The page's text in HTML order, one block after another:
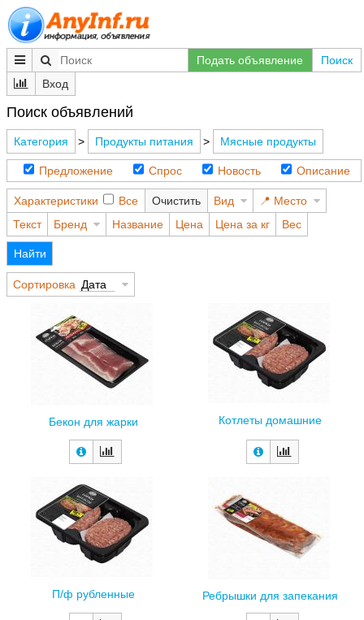
Подать объявление
Поиск
Вход
Поиск объявлений
Категория > Продукты питания > Мясные продукты
Предложение Спрос Новость Описание
Характеристики Все Очистить Вид
Место
Текст
Бренд Название Цена Цена за кг Вес
Найти
Сортировка Дата
Бекон для жарки Котлеты домашние
П/ф рубленные Ребрышки для запекания